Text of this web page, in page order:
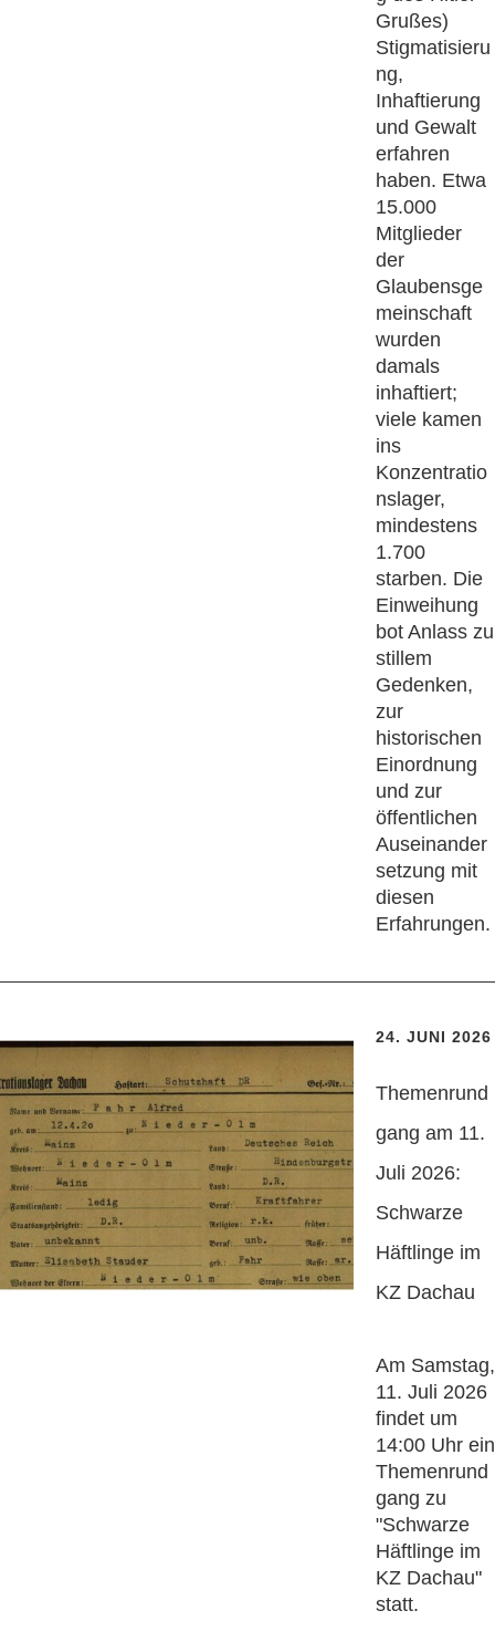
Grußes)
Stigmatisieru
ng,
Inhaftierung
und Gewalt
erfahren
haben. Etwa
15.000
Mitglieder
der
Glaubensge
meinschaft
wurden
damals
inhaftiert;
viele kamen
ins
Konzentratio
nslager,
mindestens
1.700
starben. Die
Einweihung
bot Anlass zu
stillem
Gedenken,
zur
historischen
Einordnung
und zur
öffentlichen
Auseinander
setzung mit
diesen
Erfahrungen.
24. JUNI 2026
Themenrund
gang am 11.
Juli 2026:
Schwarze
Häftlinge im
KZ Dachau
Am Samstag,
11. Juli 2026
findet um
14:00 Uhr ein
Themenrund
gang zu
"Schwarze
Häftlinge im
KZ Dachau"
statt.